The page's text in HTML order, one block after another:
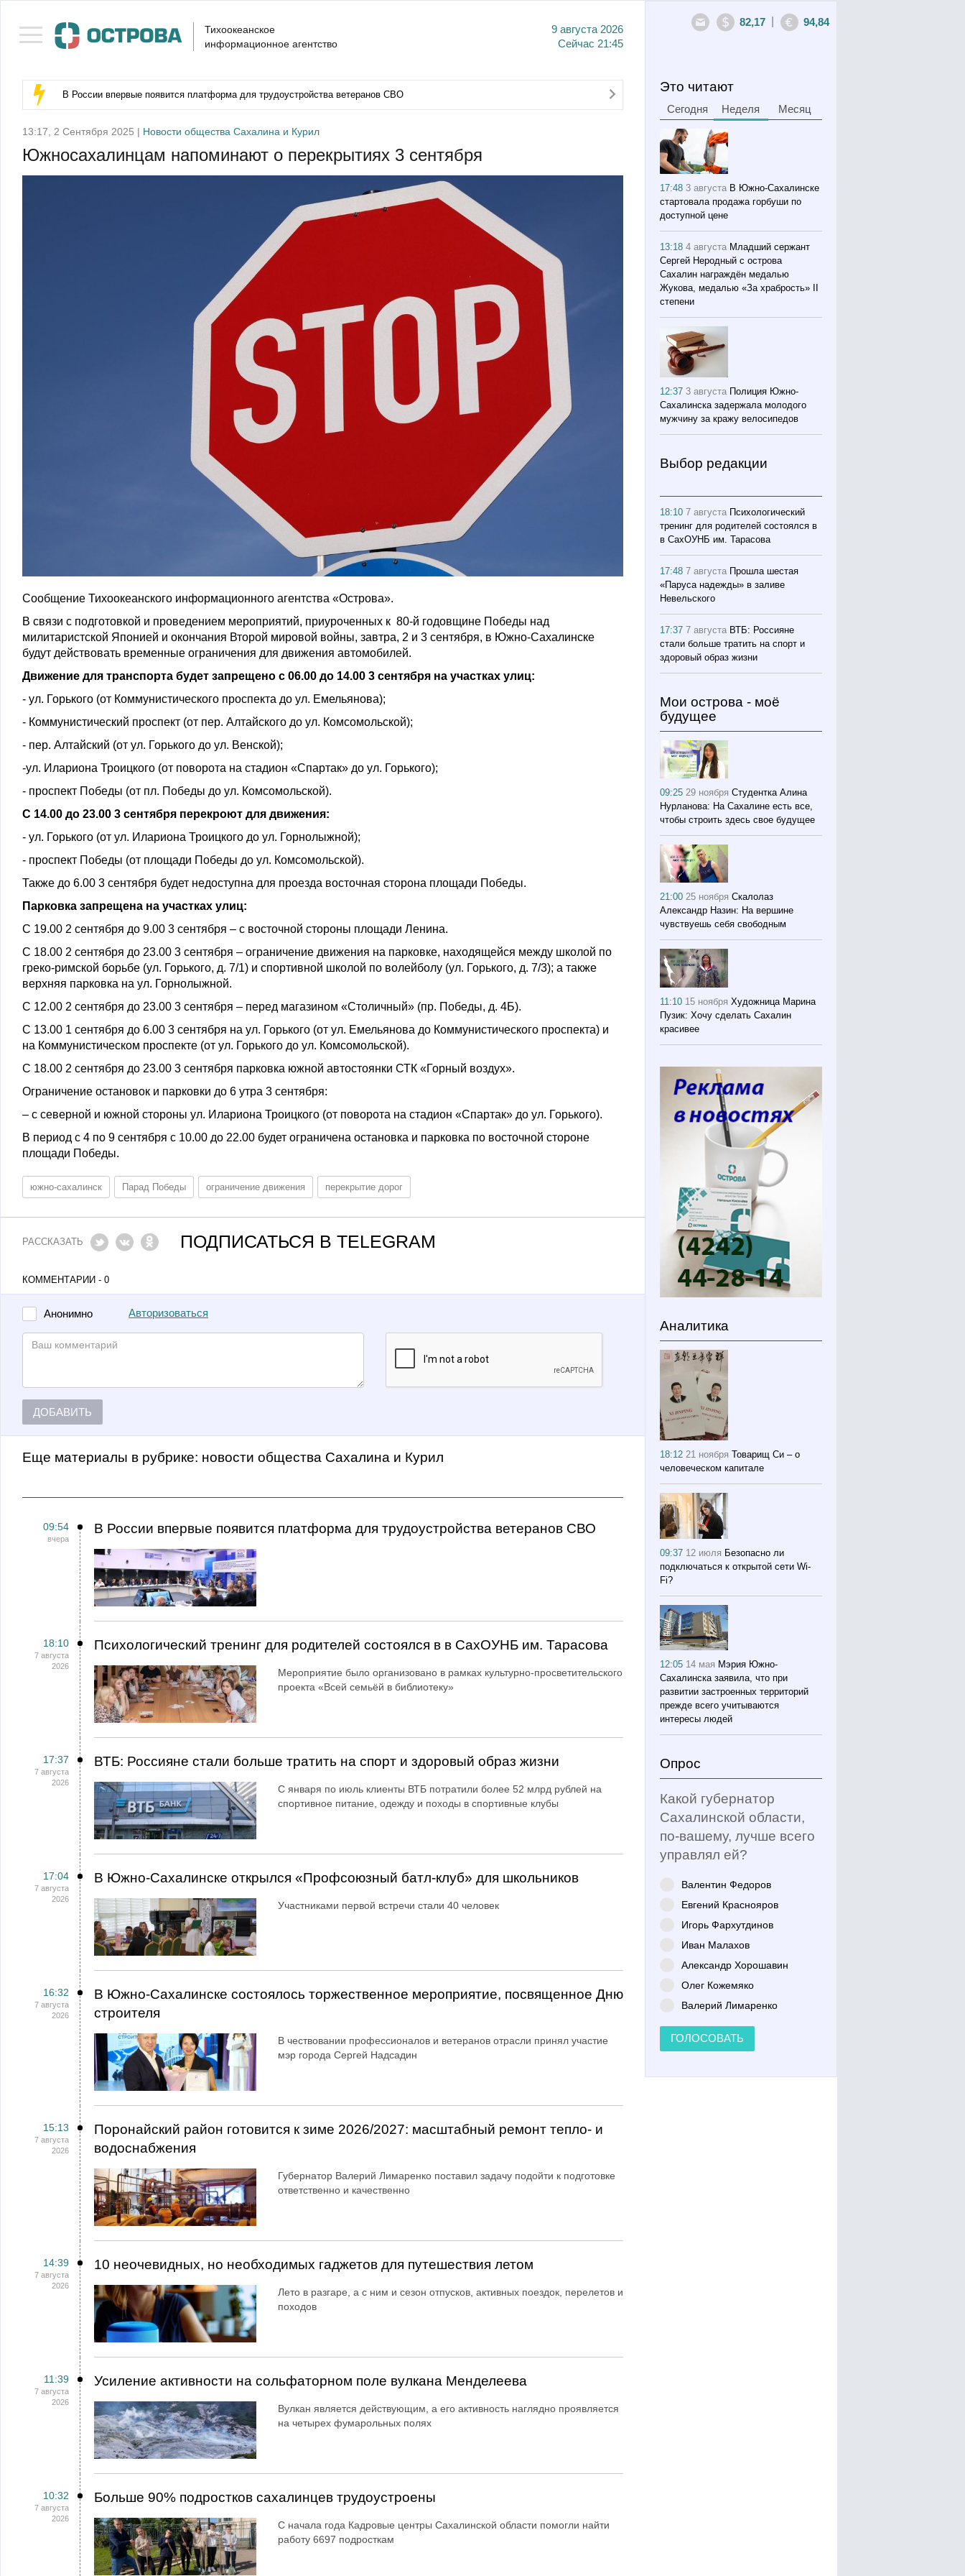
Тихоокеанское
информационное агентство
9 августа 2026
Сейчас 21:45
82,17 94,84
В России впервые появится платформа для трудоустройства ветеранов СВО
13:17, 2 Сентября 2025 | Новости общества Сахалина и Курил
Южносахалинцам напоминают о перекрытиях 3 сентября
Сообщение Тихоокеанского информационного агентства «Острова».
В связи с подготовкой и проведением мероприятий, приуроченных к 80-й годовщине Победы над
милитаристской Японией и окончания Второй мировой войны, завтра, 2 и 3 сентября, в Южно-Сахалинске
будут действовать временные ограничения для движения автомобилей.
Движение для транспорта будет запрещено с 06.00 до 14.00 3 сентября на участках улиц:
- ул. Горького (от Коммунистического проспекта до ул. Емельянова);
- Коммунистический проспект (от пер. Алтайского до ул. Комсомольской);
- пер. Алтайский (от ул. Горького до ул. Венской);
-ул. Илариона Троицкого (от поворота на стадион «Спартак» до ул. Горького);
- проспект Победы (от пл. Победы до ул. Комсомольской).
С 14.00 до 23.00 3 сентября перекроют для движения:
- ул. Горького (от ул. Илариона Троицкого до ул. Горнолыжной);
- проспект Победы (от площади Победы до ул. Комсомольской).
Также до 6.00 3 сентября будет недоступна для проезда восточная сторона площади Победы.
Парковка запрещена на участках улиц:
С 19.00 2 сентября до 9.00 3 сентября – с восточной стороны площади Ленина.
С 18.00 2 сентября до 23.00 3 сентября – ограничение движения на парковке, находящейся между школой по
греко-римской борьбе (ул. Горького, д. 7/1) и спортивной школой по волейболу (ул. Горького, д. 7/3); а также
верхняя парковка на ул. Горнолыжной.
С 12.00 2 сентября до 23.00 3 сентября – перед магазином «Столичный» (пр. Победы, д. 4Б).
С 13.00 1 сентября до 6.00 3 сентября на ул. Горького (от ул. Емельянова до Коммунистического проспекта) и
на Коммунистическом проспекте (от ул. Горького до ул. Комсомольской).
С 18.00 2 сентября до 23.00 3 сентября парковка южной автостоянки СТК «Горный воздух».
Ограничение остановок и парковки до 6 утра 3 сентября:
– с северной и южной стороны ул. Илариона Троицкого (от поворота на стадион «Спартак» до ул. Горького).
В период с 4 по 9 сентября с 10.00 до 22.00 будет ограничена остановка и парковка по восточной стороне
площади Победы.
южно-сахалинск Парад Победы ограничение движения перекрытие дорог
РАССКАЗАТЬ ПОДПИСАТЬСЯ В TELEGRAM
КОММЕНТАРИИ - 0
Анонимно Авторизоваться
ДОБАВИТЬ
Еще материалы в рубрике: Новости общества Сахалина и Курил
09:54
вчера
В России впервые появится платформа для трудоустройства ветеранов СВО
18:10
7 августа
2026
Психологический тренинг для родителей состоялся в в СахОУНБ им. Тарасова
Мероприятие было организовано в рамках культурно-просветительского
проекта «Всей семьёй в библиотеку»
17:37
7 августа
2026
ВТБ: Россияне стали больше тратить на спорт и здоровый образ жизни
С января по июль клиенты ВТБ потратили более 52 млрд рублей на
спортивное питание, одежду и походы в спортивные клубы
17:04
7 августа
2026
В Южно-Сахалинске открылся «Профсоюзный батл-клуб» для школьников
Участниками первой встречи стали 40 человек
16:32
7 августа
2026
В Южно-Сахалинске состоялось торжественное мероприятие, посвященное Дню
строителя
В чествовании профессионалов и ветеранов отрасли принял участие
мэр города Сергей Надсадин
15:13
7 августа
2026
Поронайский район готовится к зиме 2026/2027: масштабный ремонт тепло- и
водоснабжения
Губернатор Валерий Лимаренко поставил задачу подойти к подготовке
ответственно и качественно
14:39
7 августа
2026
10 неочевидных, но необходимых гаджетов для путешествия летом
Лето в разгаре, а с ним и сезон отпусков, активных поездок, перелетов и
походов
11:39
7 августа
2026
Усиление активности на сольфаторном поле вулкана Менделеева
Вулкан является действующим, а его активность наглядно проявляется
на четырех фумарольных полях
10:32
7 августа
2026
Больше 90% подростков сахалинцев трудоустроены
С начала года Кадровые центры Сахалинской области помогли найти
работу 6697 подросткам
Это читают
Сегодня Неделя Месяц
17:483 августа В Южно-Сахалинске
стартовала продажа горбуши по
доступной цене
13:184 августа Младший сержант
Сергей Неродный с острова
Сахалин награждён медалью
Жукова, медалью «За храбрость» II
степени
12:373 августа Полиция Южно-
Сахалинска задержала молодого
мужчину за кражу велосипедов
Выбор редакции
18:107 августа Психологический
тренинг для родителей состоялся в
в СахОУНБ им. Тарасова
17:487 августа Прошла шестая
«Паруса надежды» в заливе
Невельского
17:377 августа ВТБ: Россияне
стали больше тратить на спорт и
здоровый образ жизни
Мои острова - моё
будущее
09:2529 ноября Студентка Алина
Нурланова: На Сахалине есть все,
чтобы строить здесь свое будущее
21:0025 ноября Скалолаз
Александр Назин: На вершине
чувствуешь себя свободным
11:10 15 ноября Художница Марина
Пузик: Хочу сделать Сахалин
красивее
Аналитика
18:1221 ноября Товарищ Си – о
человеческом капитале
09:37 12 июля Безопасно ли
подключаться к открытой сети Wi-
Fi?
12:05 14 мая Мэрия Южно-
Сахалинска заявила, что при
развитии застроенных территорий
прежде всего учитываются
интересы людей
Опрос
Какой губернатор
Сахалинской области,
по-вашему, лучше всего
управлял ей?
Валентин Федоров
Евгений Краснояров
Игорь Фархутдинов
Иван Малахов
Александр Хорошавин
Олег Кожемяко
Валерий Лимаренко
ГОЛОСОВАТЬ